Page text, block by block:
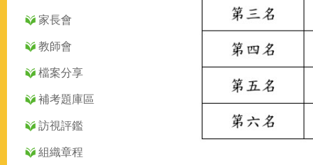
家長會
教師會
檔案分享
補考題庫區
訪視評鑑
組織章程